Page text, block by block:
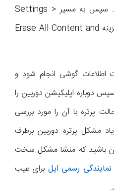
ساین اوت (Sign Out) کنید. سپس به مسیر Settings >
General > Reset بروید و گزینه Erase All Content and
اطلاعات گوشی انجام شود و
دوباره اپلیکیشن دوربین را
پرتره با آن را مورد بررسی
مشکل پرتره دوربین برطرف
باشید که منشا مشکل سخت
نمایندگی رسمی اپل برای عیب